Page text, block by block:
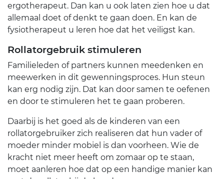
ergotherapeut. Dan kan u ook laten zien hoe u dat
allemaal doet of denkt te gaan doen. En kan de
fysiotherapeut u leren hoe dat het veiligst kan.
Rollatorgebruik stimuleren
Familieleden of partners kunnen meedenken en
meewerken in dit gewenningsproces. Hun steun
kan erg nodig zijn. Dat kan door samen te oefenen
en door te stimuleren het te gaan proberen.
Daarbij is het goed als de kinderen van een
rollatorgebruiker zich realiseren dat hun vader of
moeder minder mobiel is dan voorheen. Wie de
kracht niet meer heeft om zomaar op te staan,
moet aanleren hoe dat op een handige manier kan